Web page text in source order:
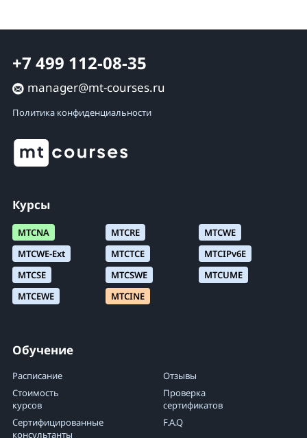
+7 499 112-08-35
manager@mt-courses.ru
Политика конфиденциальности
Курсы
MTCNA MTCRE
MTCWE
MTCWE-Ext
MTCTCE
MTCIPv6E
MTCSE
MTCSWE
MTCUME
MTCEWE
MTCINE
Обучение
Расписание
Отзывы
Стоимость
курсов
Проверка
сертификатов
Сертифицированные
консультанты
F.A.Q